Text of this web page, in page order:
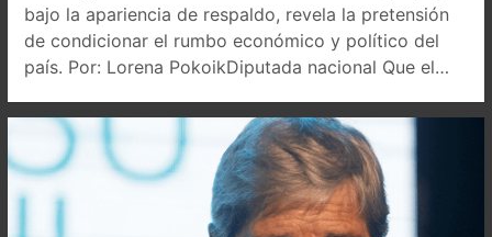
bajo la apariencia de respaldo, revela la pretensión
de condicionar el rumbo económico y político del
país. Por: Lorena PokoikDiputada nacional Que el…